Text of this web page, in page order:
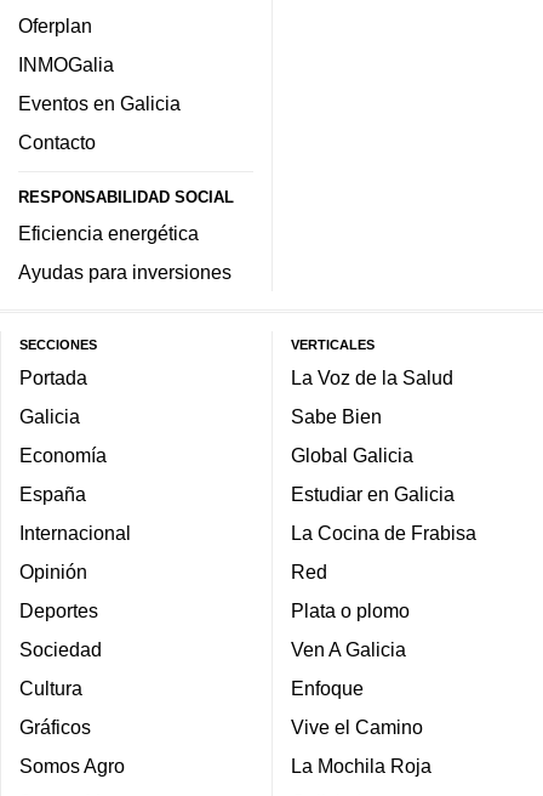
Oferplan
INMOGalia
Eventos en Galicia
Contacto
RESPONSABILIDAD SOCIAL
Eficiencia energética
Ayudas para inversiones
SECCIONES
Portada
Galicia
Economía
España
Internacional
Opinión
Deportes
Sociedad
Cultura
Gráficos
Somos Agro
VERTICALES
La Voz de la Salud
Sabe Bien
Global Galicia
Estudiar en Galicia
La Cocina de Frabisa
Red
Plata o plomo
Ven A Galicia
Enfoque
Vive el Camino
La Mochila Roja